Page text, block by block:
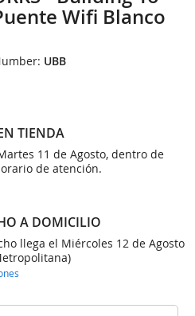
Wifi Blanco
UBB
TIENDA
11 de Agosto, dentro de
de atención.
A DOMICILIO
llega el Miércoles 12 de Agosto